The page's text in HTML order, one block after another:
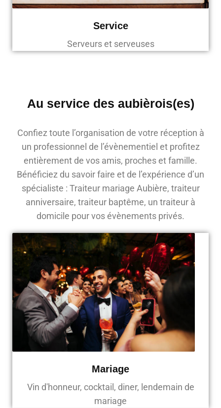
Service
Serveurs et serveuses
Au service des aubièrois(es)
Confiez toute l’organisation de votre réception à
un professionnel de l’évènementiel et profitez
entièrement de vos amis, proches et famille.
Bénéficiez du savoir faire et de l’expérience d’un
spécialiste : Traiteur mariage Aubière, traiteur
anniversaire, traiteur baptême, un traiteur à
domicile pour vos évènements privés.
Mariage
Vin d'honneur, cocktail, diner, lendemain de
mariage